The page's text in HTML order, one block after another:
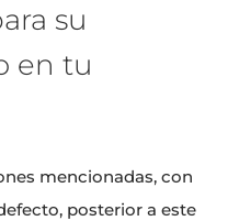
su
en tu
mencionadas, con
posterior a este